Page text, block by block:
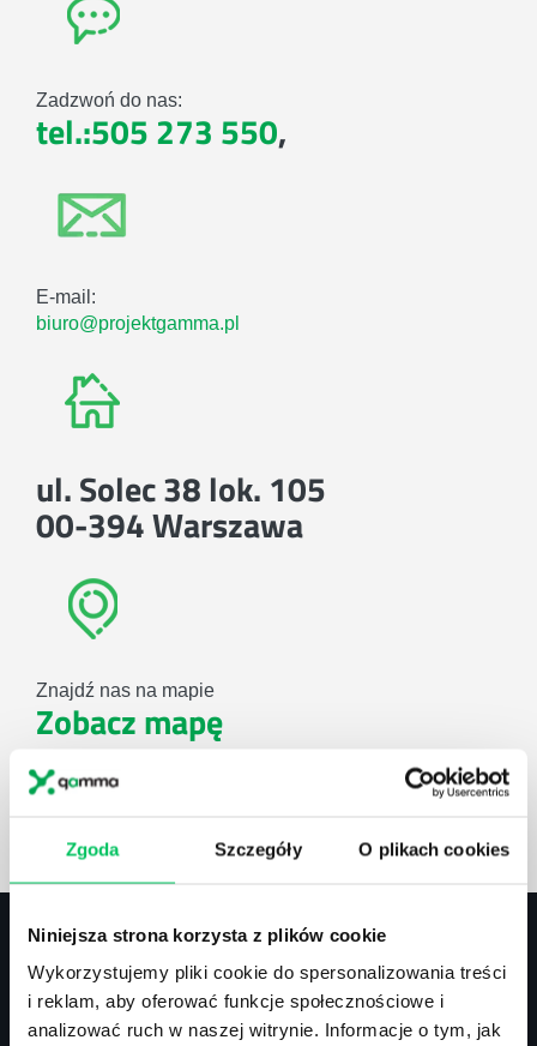
Zgoda Szczegóły O plikach cookies
Niniejsza strona korzysta z plików cookie
Wykorzystujemy pliki cookie do spersonalizowania treści
i reklam, aby oferować funkcje społecznościowe i
analizować ruch w naszej witrynie. Informacje o tym, jak
Zadzwoń do nas:
tel.:505 273 550,
E-mail:
biuro@projektgamma.pl
ul. Solec 38 lok. 105
00-394 Warszawa
Znajdź nas na mapie
Zobacz mapę
ZAPYTAJ O NASZE ROZWIĄZANIA
Kontakt